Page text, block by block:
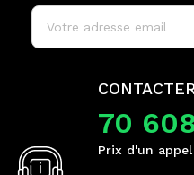
70
Prix d'un